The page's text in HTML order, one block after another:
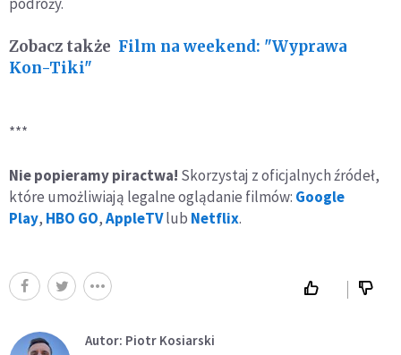
Zobacz także Film na weekend: "Wyprawa
Kon-Tiki"
***
Nie popieramy piractwa! Skorzystaj z oficjalnych źródeł,
które umożliwiają legalne oglądanie filmów: Google
Play, HBO GO,AppleTVlub Netflix.
Autor: Piotr Kosiarski